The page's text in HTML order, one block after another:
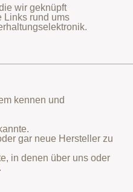
wir geknüpft
Links rund ums
kennen und
gar neue Hersteller zu
in denen über uns oder